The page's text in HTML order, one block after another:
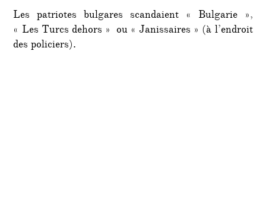
Les patriotes bulgares scandaient « Bulgarie »,
« Les Turcs dehors » ou « Janissaires » (à l’endroit
des policiers).